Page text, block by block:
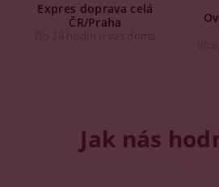
Expres doprava celá
ČR/Praha
Do 24 hodin u vás doma
Jak nás